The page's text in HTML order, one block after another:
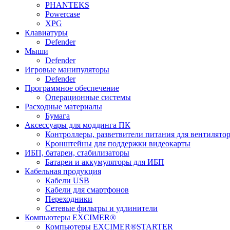
PHANTEKS
Powercase
XPG
Клавиатуры
Defender
Мыши
Defender
Игровые манипуляторы
Defender
Программное обеспечение
Операционные системы
Расходные материалы
Бумага
Аксессуары для моддинга ПК
Контроллеры, разветвители питания для
Кронштейны для поддержки видеокарты
ИБП, батареи, стабилизаторы
Батареи и аккумуляторы для ИБП
Кабельная продукция
Кабели USB
Кабели для смартфонов
Переходники
Сетевые фильтры и удлинители
Компьютеры EXCIMER®
Компьютеры EXCIMER®STARTER